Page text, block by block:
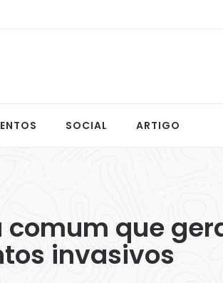
SOCIAL ARTIGO
que
invasivos